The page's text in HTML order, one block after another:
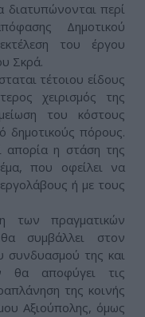
περί
Δημοτικού
του έργου
Σκρά.
τέτοιου είδους
χειρισμός της
του κόστους
δημοτικούς πόρους.
απορία η στάση της
που οφείλει να
ή με τους
των πραγματικών
συμβάλλει στον
συνδυασμού της και
θα αποφύγει τις
της κοινής
Αξιούπολης, όμως